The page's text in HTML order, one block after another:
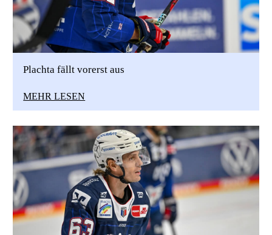
Plachta fällt vorerst aus
MEHR LESEN